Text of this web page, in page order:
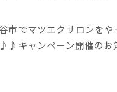
市でマツエクサロンを
キャンペーン開催のお